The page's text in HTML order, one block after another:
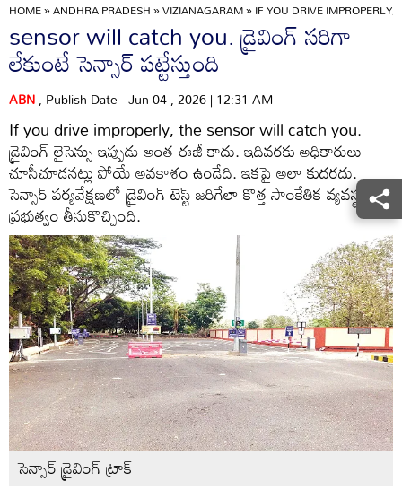
HOME»ANDHRA PRADESH»VIZIANAGARAM»IF YOU DRIVE
sensor will catch you. డ్రైవింగ్‌ సరిగా
లేకుంటే సెన్సార్‌ పట్టేస్తుంది
ABN, Publish Date - Jun 04 , 2026 | 12:31 AM
If you drive improperly, the sensor will catch you.
డ్రైవింగ్‌ లైసెన్సు ఇప్పుడు అంత ఈజీ కాదు. ఇదివరకు అధికారులు
చూసీచూడనట్లు పోయే అవకాశం ఉండేది. ఇకపై అలా కుదరదు.
సెన్సార్‌ పర్యవేక్షణలో డ్రైవింగ్‌ టెస్ట్‌ జరిగేలా కొత్త సాంకేతిక వ్యవస్థను
ప్రభుత్వం తీసుకొచ్చింది.
సెన్సార్‌ డ్రైవింగ్‌ ట్రాక్‌